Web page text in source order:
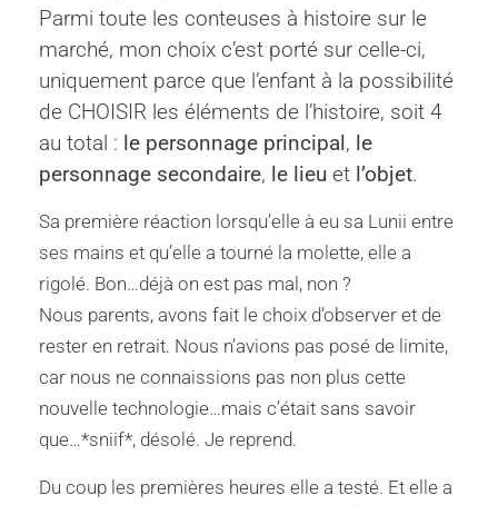
Parmi toute les conteuses à histoire sur le
marché, mon choix c’est porté sur celle-ci,
uniquement parce que l’enfant à la possibilité
de CHOISIR les éléments de l’histoire, soit 4
au total : le personnage principal, le
personnage secondaire, le lieu et l’objet.
Sa première réaction lorsqu’elle à eu sa Lunii entre
ses mains et qu’elle a tourné la molette, elle a
rigolé. Bon…déjà on est pas mal, non ?
Nous parents, avons fait le choix d’observer et de
rester en retrait. Nous n’avions pas posé de limite,
car nous ne connaissions pas non plus cette
nouvelle technologie…mais c’était sans savoir
que…*sniif*, désolé. Je reprend.
Du coup les premières heures elle a testé. Et elle a